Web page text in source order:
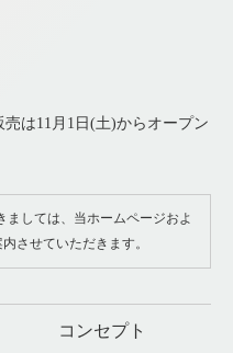
は11月1日(土)からオープン
しては、当ホームページおよ
させていただきます。
コンセプト